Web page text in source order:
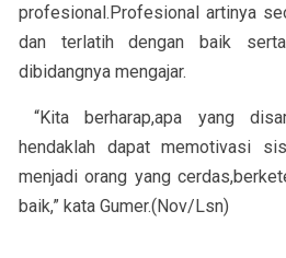
profesional.Profesional artinya
dan terlatih dengan baik
dibidangnya mengajar.
“Kita berharap,apa yang
hendaklah dapat memotivasi
menjadi orang yang
baik,” kata Gumer.(Nov/Lsn)